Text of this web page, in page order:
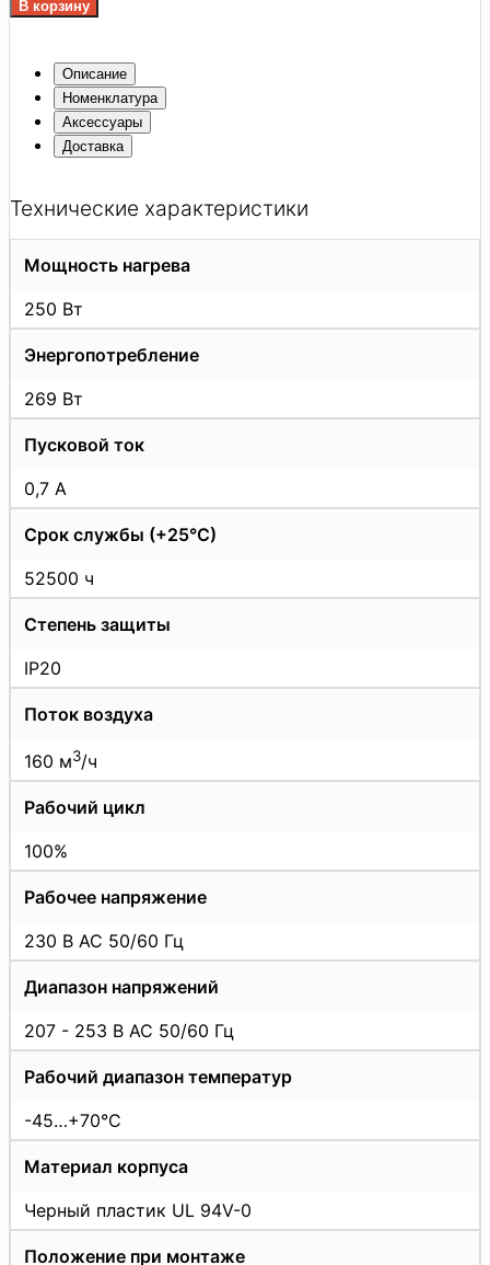
Описание
Номенклатура
Аксессуары
Доставка
Технические характеристики
Мощность нагрева
250 Вт
Энергопотребление
269 Вт
Пусковой ток
0,7 А
Срок службы (+25°С)
52500 ч
Степень защиты
IP20
Поток воздуха
160 м3/ч
Рабочий цикл
100%
Рабочее напряжение
230 В АС 50/60 Гц
Диапазон напряжений
207 - 253 В АС 50/60 Гц
Рабочий диапазон температур
-45…+70°C
Материал корпуса
Черный пластик UL 94V-0
Положение при монтаже